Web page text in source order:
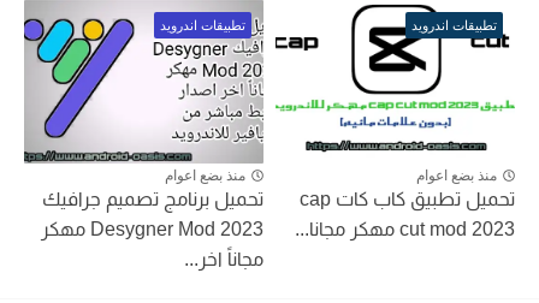
تطبيقات اندرويد
منذ بضع اعوام
تحميل تطبيق كاب كات cap
cut mod 2023 مهكر مجانا...
تطبيقات اندرويد
منذ بضع اعوام
تحميل برنامج تصميم جرافيك
Desygner Mod 2023 مهكر
مجاناً اخر...